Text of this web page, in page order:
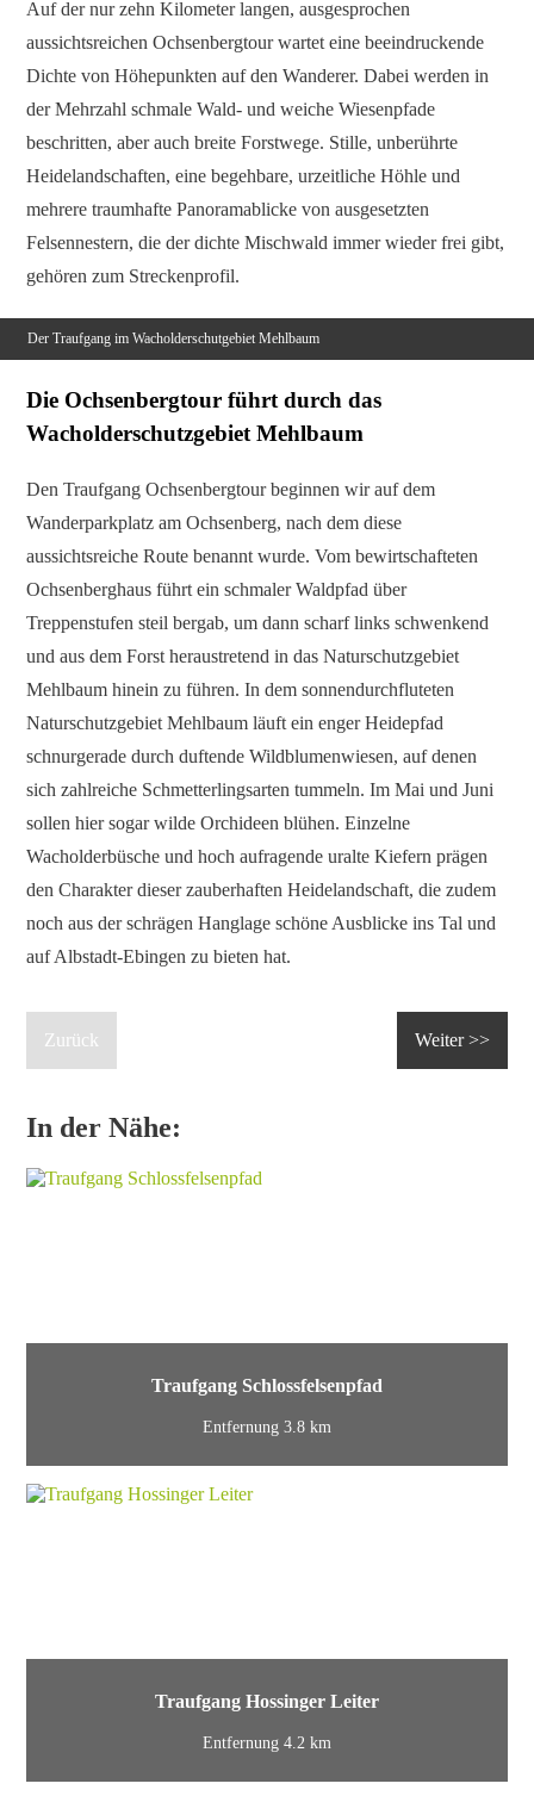
Auf der nur zehn Kilometer langen, ausgesprochen
aussichtsreichen Ochsenbergtour wartet eine beeindruckende
Dichte von Höhepunkten auf den Wanderer. Dabei werden in
der Mehrzahl schmale Wald- und weiche Wiesenpfade
beschritten, aber auch breite Forstwege. Stille, unberührte
Heidelandschaften, eine begehbare, urzeitliche Höhle und
mehrere traumhafte Panoramablicke von ausgesetzten
Felsennestern, die der dichte Mischwald immer wieder frei gibt,
gehören zum Streckenprofil.
Der Traufgang im Wacholderschutgebiet Mehlbaum
Die Ochsenbergtour führt durch das
Wacholderschutzgebiet Mehlbaum
Den Traufgang Ochsenbergtour beginnen wir auf dem
Wanderparkplatz am Ochsenberg, nach dem diese
aussichtsreiche Route benannt wurde. Vom bewirtschafteten
Ochsenberghaus führt ein schmaler Waldpfad über
Treppenstufen steil bergab, um dann scharf links schwenkend
und aus dem Forst heraustretend in das Naturschutzgebiet
Mehlbaum hinein zu führen. In dem sonnendurchfluteten
Naturschutzgebiet Mehlbaum läuft ein enger Heidepfad
schnurgerade durch duftende Wildblumenwiesen, auf denen
sich zahlreiche Schmetterlingsarten tummeln. Im Mai und Juni
sollen hier sogar wilde Orchideen blühen. Einzelne
Wacholderbüsche und hoch aufragende uralte Kiefern prägen
den Charakter dieser zauberhaften Heidelandschaft, die zudem
noch aus der schrägen Hanglage schöne Ausblicke ins Tal und
auf Albstadt-Ebingen zu bieten hat.
Zurück Weiter >>
In der Nähe:
Traufgang Schlossfelsenpfad
Entfernung 3.8 km
Traufgang Hossinger Leiter
Entfernung 4.2 km